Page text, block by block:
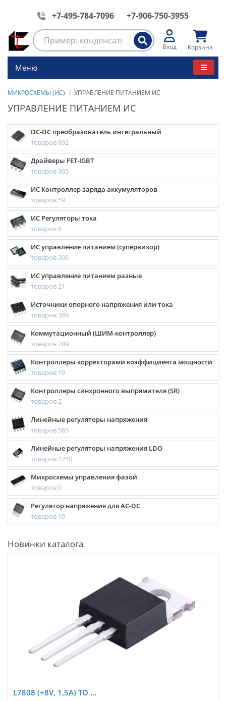
+7-495-784-7096 +7-906-750-3955
Вход Корзина
Меню
МИКРОСХЕМЫ (ИС) УПРАВЛЕНИЕ ПИТАНИЕМ ИС
УПРАВЛЕНИЕ ПИТАНИЕМ ИС
DC-DC преобразователь интегральный
товаров 892
Драйверы FET-IGBT
товаров 305
ИС Контроллер заряда аккумуляторов
товаров 59
ИС Регуляторы тока
товаров 8
ИС управление питанием (супервизор)
товаров 306
ИС управление питанием разные
товаров 21
Источники опорного напряжения или тока
товаров 389
Коммутационный (ШИМ-контроллер)
товаров 789
Контроллеры корректорами коэффициента мощности
товаров 19
Контроллеры синхронного выпрямителя (SR)
товаров 2
Линейные регуляторы напряжения
товаров 565
Линейные регуляторы напряжения LDO
товаров 1240
Микросхемы управления фазой
товаров 0
Регулятор напряжения для AC-DC
товаров 10
Новинки каталога
L7808 (+8V, 1,5A) TO ...